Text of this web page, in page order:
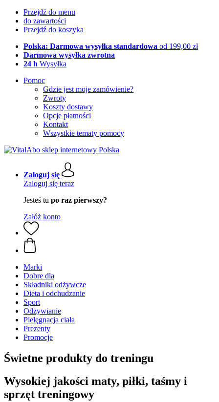
Przejdź do menu
do zawartości
Przejdź do koszyka
Polska: Darmowa wysyłka standardowa od 199,00 zł
Darmowa wysyłka zwrotna
24 h Wysyłka
Pomoc
Gdzie jest moje zamówienie?
Zwroty
Koszty dostawy
Opcje płatności
Kontakt
Wszystkie tematy pomocy
Zaloguj się
Zaloguj się teraz
Jesteś tu po raz pierwszy?
Załóż konto
Marki
Dobre dla
Składniki odżywcze
Dieta i odchudzanie
Sport
Odżywianie
Pielęgnacja ciała
Prezenty
Promocje
Świetne produkty do treningu
Wysokiej jakości maty, piłki, taśmy i
sprzęt treningowy